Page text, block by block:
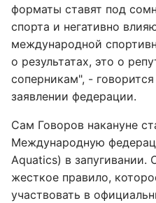
форматы ставят под
спорта и негативно
международной
о результатах, это о
соперникам", -
заявлении федерации.
Сам Говоров накануне
Международную
Aquatics) в запугивании.
жесткое правило,
участвовать в